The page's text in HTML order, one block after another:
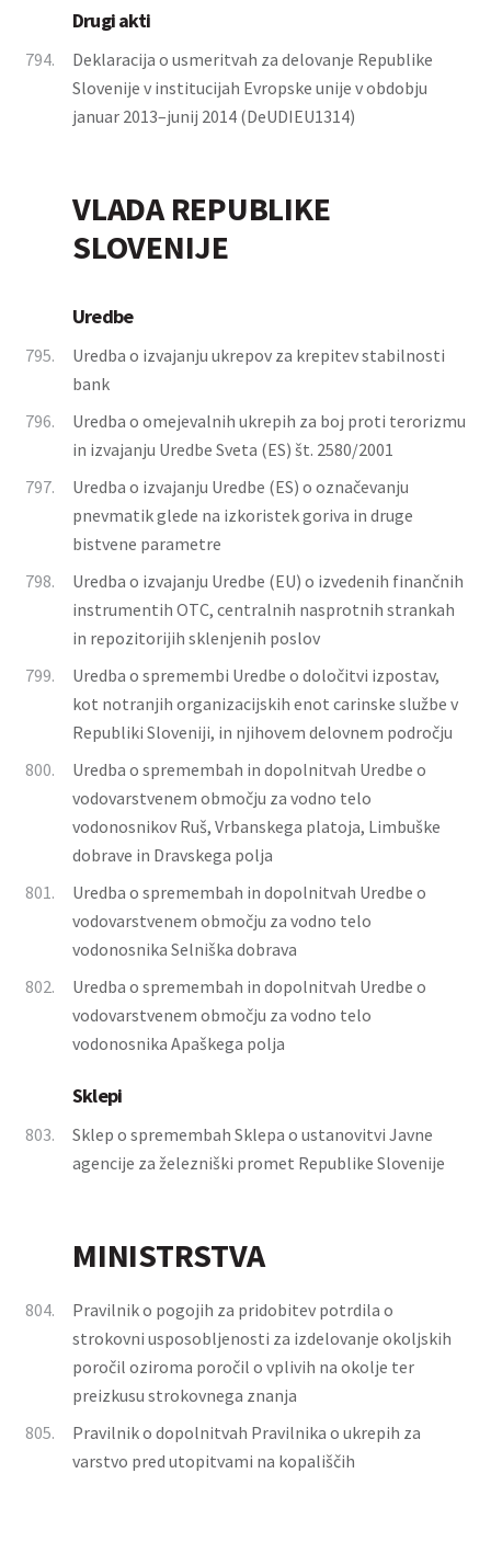
Drugi akti
794.
Deklaracija o usmeritvah za delovanje Republike
Slovenije v institucijah Evropske unije v obdobju
januar 2013–junij 2014 (DeUDIEU1314)
VLADA REPUBLIKE
SLOVENIJE
Uredbe
795.
Uredba o izvajanju ukrepov za krepitev stabilnosti
bank
796.
Uredba o omejevalnih ukrepih za boj proti terorizmu
in izvajanju Uredbe Sveta (ES) št. 2580/2001
797.
Uredba o izvajanju Uredbe (ES) o označevanju
pnevmatik glede na izkoristek goriva in druge
bistvene parametre
798.
Uredba o izvajanju Uredbe (EU) o izvedenih finančnih
instrumentih OTC, centralnih nasprotnih strankah
in repozitorijih sklenjenih poslov
799.
Uredba o spremembi Uredbe o določitvi izpostav,
kot notranjih organizacijskih enot carinske službe v
Republiki Sloveniji, in njihovem delovnem področju
800.
Uredba o spremembah in dopolnitvah Uredbe o
vodovarstvenem območju za vodno telo
vodonosnikov Ruš, Vrbanskega platoja, Limbuške
dobrave in Dravskega polja
801.
Uredba o spremembah in dopolnitvah Uredbe o
vodovarstvenem območju za vodno telo
vodonosnika Selniška dobrava
802.
Uredba o spremembah in dopolnitvah Uredbe o
vodovarstvenem območju za vodno telo
vodonosnika Apaškega polja
Sklepi
803.
Sklep o spremembah Sklepa o ustanovitvi Javne
agencije za železniški promet Republike Slovenije
MINISTRSTVA
804.
Pravilnik o pogojih za pridobitev potrdila o
strokovni usposobljenosti za izdelovanje okoljskih
poročil oziroma poročil o vplivih na okolje ter
preizkusu strokovnega znanja
805.
Pravilnik o dopolnitvah Pravilnika o ukrepih za
varstvo pred utopitvami na kopališčih